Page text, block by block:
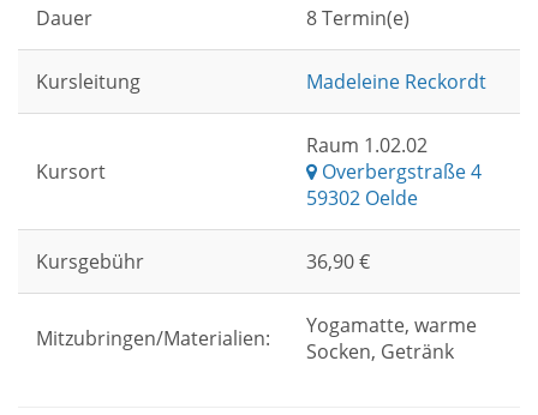
Dauer 8 Termin(e)
Kursleitung Madeleine Reckordt
Kursort
Raum 1.02.02
Overbergstraße 4
59302 Oelde
Kursgebühr 36,90 €
Mitzubringen/Materialien:
Yogamatte, warme
Socken, Getränk